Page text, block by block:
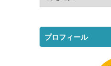
プロフィール